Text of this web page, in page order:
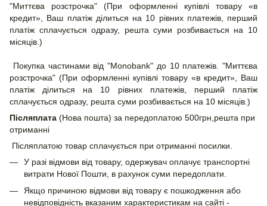
"Миттєва розстрочка" (При оформленні купівлі товару «в
кредит», Ваш платіж ділиться на 10 рівних платежів, перший
платіж сплачується одразу, решта суми розбивається на 10
місяців.)
Покупка частинами від "Monobank" до 10 платежів. "Миттєва
розстрочка" (При оформленні купівлі товару «в кредит», Ваш
платіж ділиться на 10 рівних платежів, перший платіж
сплачується одразу, решта суми розбивається на 10 місяців.)
Післяплата (Нова пошта) за передоплатою 500грн,решта при
отриманні
Післяплатою товар сплачується при отриманні посилки.
У разі відмови від товару, одержувач оплачує транспортні
витрати Нової Пошти, в рахунок суми передоплати.
Якщо причиною відмови від товару є пошкодження або
невідповідність вказаним характеристикам на сайті -